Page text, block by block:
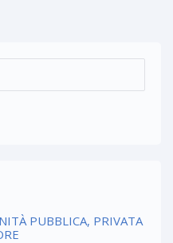
PUBBLICA, PRIVATA